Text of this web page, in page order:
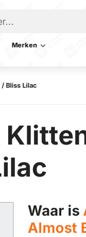
Merken
Bliss Lilac
Waar is
Almost